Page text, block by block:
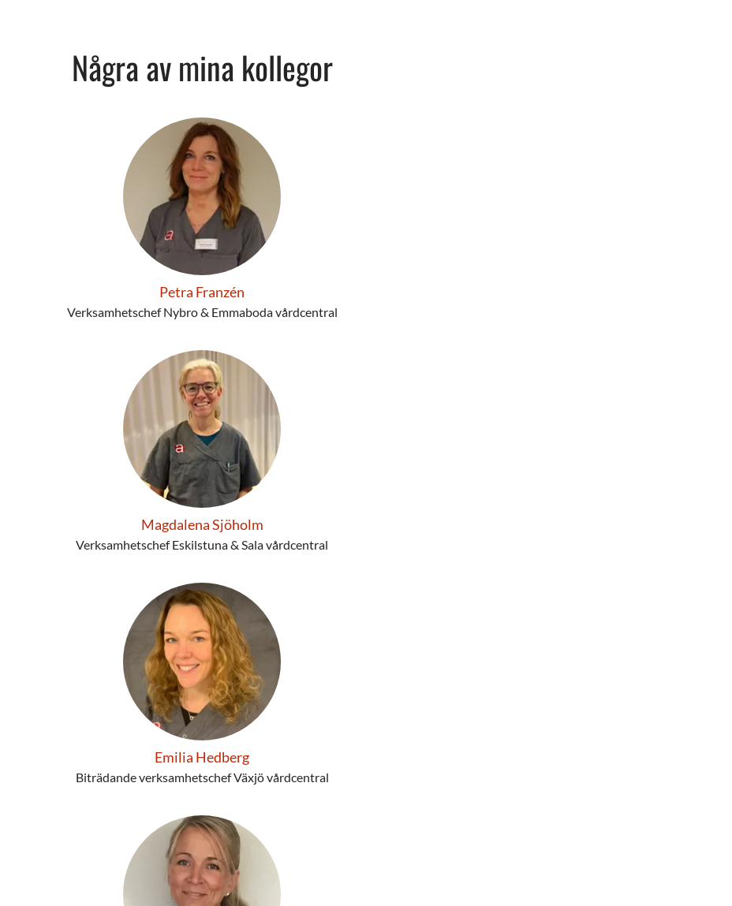
Några av mina kollegor
Petra Franzén
Verksamhetschef Nybro & Emmaboda vårdcentral
Magdalena Sjöholm
Verksamhetschef Eskilstuna & Sala vårdcentral
Emilia Hedberg
Biträdande verksamhetschef Växjö vårdcentral